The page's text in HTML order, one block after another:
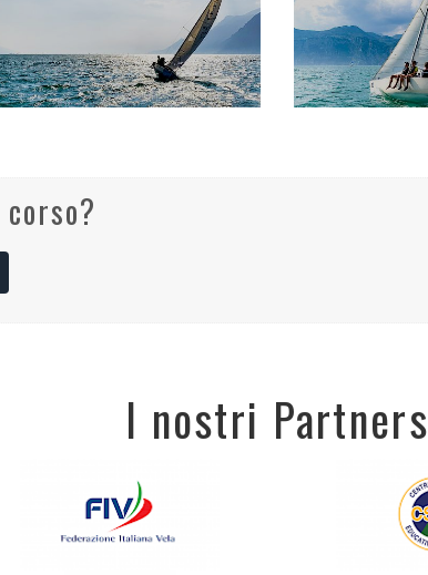
I nostri Partners